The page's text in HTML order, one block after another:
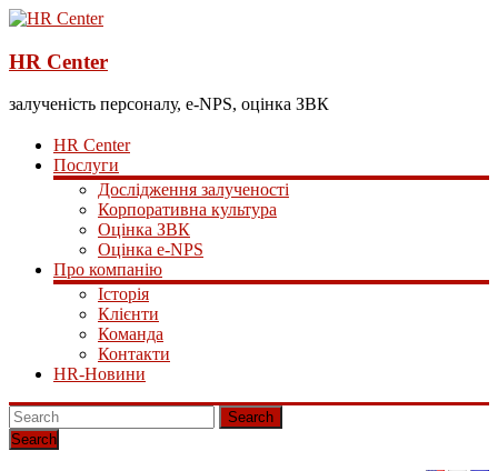
HR Center
залученість персоналу, e-NPS, оцінка ЗВК
HR Center
Послуги
Дослідження залученості
Корпоративна культура
Оцінка ЗВК
Оцінка e-NPS
Про компанію
Історія
Клієнти
Команда
Контакти
HR-Новини
Search